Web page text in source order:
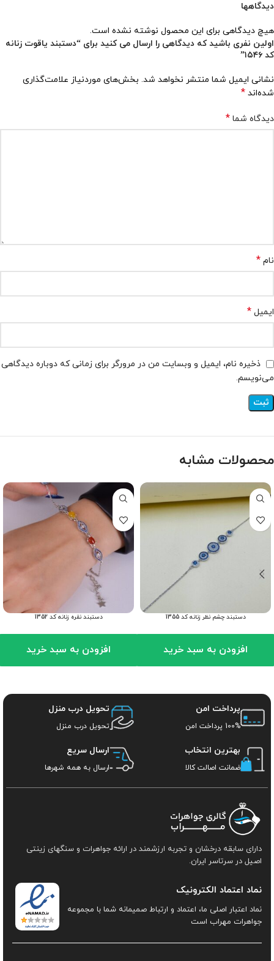
دیدگاهها
هیچ دیدگاهی برای این محصول نوشته نشده است.
اولین نفری باشید که دیدگاهی را ارسال می کنید برای “دستبند یاقوت زنانه
کد ۱۵۴۶”
نشانی ایمیل شما منتشر نخواهد شد. بخش‌های موردنیاز علامت‌گذاری
شده‌اند *
دیدگاه شما *
نام *
ایمیل *
ذخیره نام، ایمیل و وبسایت من در مرورگر برای زمانی که دوباره دیدگاهی
می‌نویسم.
محصولات مشابه
دستبند چشم نظر زنانه کد 1355
افزودن به سبد خرید
دستبند نقره زنانه کد 1352
افزودن به سبد خرید
پرداخت امن
100% پرداخت امن
تحویل درب منزل
تحویل درب منزل
بهترین انتخاب
ضمانت اصالت کالا
ارسال سریع
ارسال به همه شهرها
دارای سابقه درخشان و تجربه ارزشمند در ارائه جواهرات و سنگهای زینتی
اصیل در سرتاسر ایران.
نماد اعتماد الکترونیک
نماد اعتبار اصلی ما، اعتماد و ارتباط صمیمانه شما با مجموعه
جواهرات مهراب است